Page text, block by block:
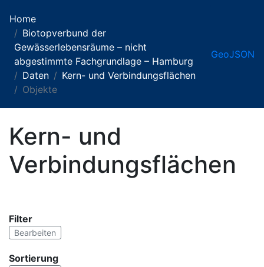
Home
Biotopverbund der
Gewässerlebensräume – nicht
abgestimmte Fachgrundlage – Hamburg
Daten
Kern- und Verbindungsflächen
Objekte
GeoJSON
Kern- und
Verbindungsflächen
Filter
Bearbeiten
Sortierung